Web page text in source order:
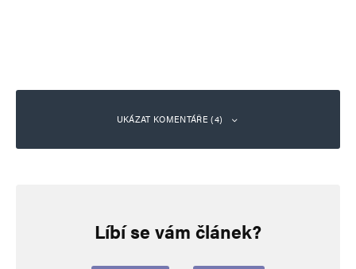
UKÁZAT KOMENTÁŘE (4)
7. 4. 2026 (13:32)
Líbí se vám článek?